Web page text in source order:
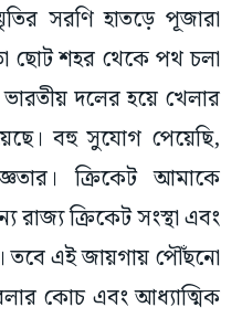
সরণি হাতড়ে পূজারা
ছোট শহর থেকে পথ চলা
দলের হয়ে খেলার
বহু সুযোগ পেয়েছি,
ক্রিকেট আমাকে
ক্রিকেট সংস্থা এবং
তবে এই জায়গায় পৌঁছনো
কোচ এবং আধ্যাত্মিক